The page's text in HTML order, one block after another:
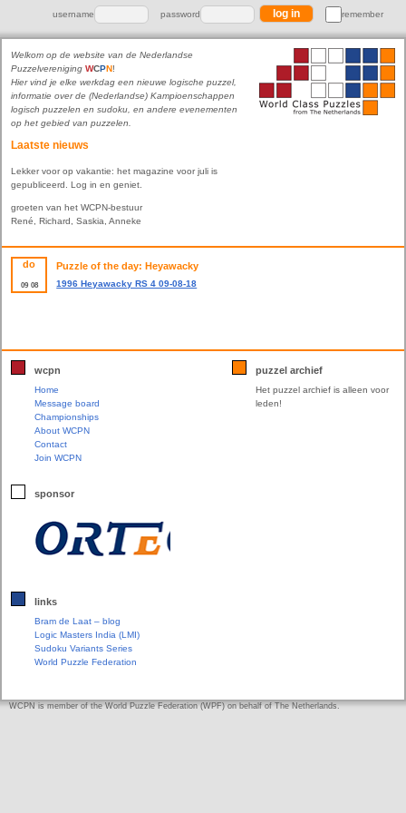
username password remember
Welkom op de website van de Nederlandse
Puzzelvereniging WCPN!
Hier vind je elke werkdag een nieuwe logische puzzel,
informatie over de (Nederlandse) Kampioenschappen
logisch puzzelen en sudoku, en andere evenementen
op het gebied van puzzelen.
Laatste nieuws
Lekker voor op vakantie: het magazine voor juli is
gepubliceerd. Log in en geniet.
groeten van het WCPN-bestuur
René, Richard, Saskia, Anneke
do
09 08
Puzzle of the day: Heyawacky
1996 Heyawacky RS 4 09-08-18
wcpn
Home
Message board
Championships
About WCPN
Contact
Join WCPN
sponsor
links
Bram de Laat – blog
Logic Masters India (LMI)
Sudoku Variants Series
World Puzzle Federation
puzzel archief
Het puzzel archief is alleen voor
leden!
WCPN is member of the World Puzzle Federation (WPF) on behalf of The Netherlands.